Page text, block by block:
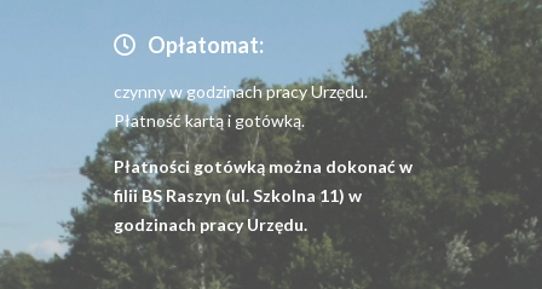
Opłatomat:
czynny w godzinach pracy Urzędu.
Płatność kartą i gotówką.
Płatności gotówką można dokonać w
filii BS Raszyn (ul. Szkolna 11) w
godzinach pracy Urzędu.